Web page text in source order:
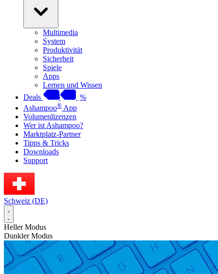
Multimedia
System
Produktivität
Sicherheit
Spiele
Apps
Lernen und Wissen
Deals
%
Ashampoo® App
Volumenlizenzen
Wer ist Ashampoo?
Marktplatz-Partner
Tipps & Tricks
Downloads
Support
Schweiz (DE)
Heller Modus
Dunkler Modus